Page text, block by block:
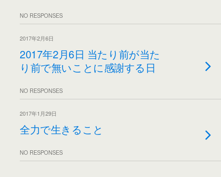
NO RESPONSES
2017年2月6日
2017年2月6日 当たり前が当た
り前で無いことに感謝する日
NO RESPONSES
2017年1月29日
全力で生きること
NO RESPONSES